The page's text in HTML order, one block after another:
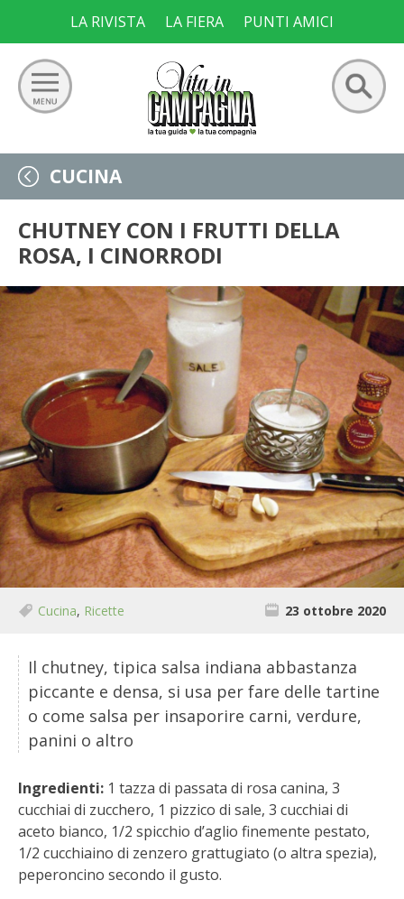
content
LA RIVISTA LA FIERA PUNTI AMICI
Ricerca
per:
GIARDINO
ORTO
FRUTTETO
VIGNETO
ALLEVAMENTI
BIODIVERSITÀ
CUCINA
PRODOTTI
FARFALLE DELLA CAMPAGNA
PICCOLO POLLAIO
CONSERVARE LA FRUTTA
CONSERVE DELL’ORTO
STIHL
BLUMEN
CUCINA
CHUTNEY CON I FRUTTI DELLA
ROSA, I CINORRODI
Cucina, Ricette 23 ottobre 2020
Il chutney, tipica salsa indiana abbastanza
piccante e densa, si usa per fare delle tartine
o come salsa per insaporire carni, verdure,
panini o altro
Ingredienti: 1 tazza di passata di rosa canina, 3
cucchiai di zucchero, 1 pizzico di sale, 3 cucchiai di
aceto bianco, 1/2 spicchio d’aglio finemente pestato,
1/2 cucchiaino di zenzero grattugiato (o altra spezia),
peperoncino secondo il gusto.